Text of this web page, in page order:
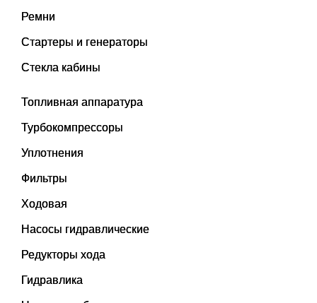
Ремни
Стартеры и генераторы
Стекла кабины
Топливная аппаратура
Турбокомпрессоры
Уплотнения
Фильтры
Ходовая
Насосы гидравлические
Редукторы хода
Гидравлика